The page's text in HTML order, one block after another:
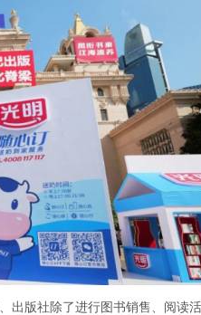
版社除了进行图书销售、阅读